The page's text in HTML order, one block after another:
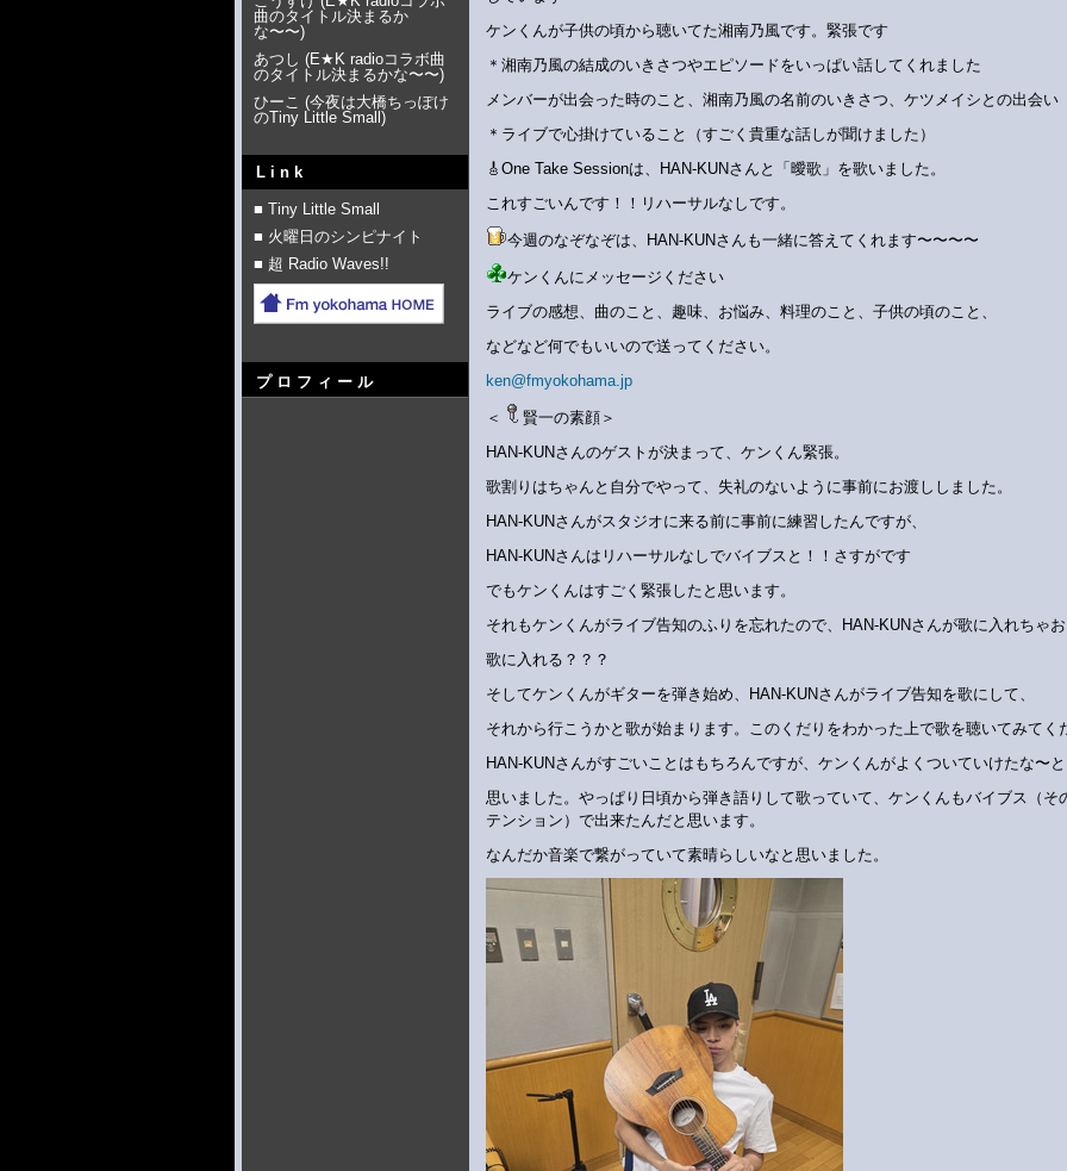
曲のタイトル決まるか
な〜〜)
あつし (E★K radioコラボ曲
のタイトル決まるかな〜〜)
ひーこ (今夜は大橋ちっぽけ
のTiny Little Small )
Link
■ Tiny Little Small
■ 火曜日のシンピナイト
■ 超 Radio Waves!!
プロフィール
ケンくんが子供の頃から聴いてた湘南乃風です。緊張です
＊湘南乃風の結成のいきさつやエピソードをいっぱい話してくれました
メンバーが出会った時のこと、湘南乃風の名前のいきさつ、ケツメイシとの出会い
＊ライブで心掛けていること（すごく貴重な話しが聞けました）
🎸One Take Sessionは、HAN-KUNさんと「曖歌」を歌いました。
これすごいんです！！リハーサルなしです。
今週のなぞなぞは、HAN-KUNさんも一緒に答えてくれます〜〜〜〜
ケンくんにメッセージください
ライブの感想、曲のこと、趣味、お悩み、料理のこと、子供の頃のこと、
などなど何でもいいので送ってください。
ken@fmyokohama.jp
＜
賢一の素顔＞
HAN-KUNさんのゲストが決まって、ケンくん緊張。
歌割りはちゃんと自分でやって、失礼のないように事前にお渡ししました。
HAN-KUNさんがスタジオに来る前に事前に練習したんですが、
HAN-KUNさんはリハーサルなしでバイブスと！！さすがです
でもケンくんはすごく緊張したと思います。
それもケンくんがライブ告知のふりを忘れたので、HAN-KUNさんが歌に入れちゃ
歌に入れる？？？
そしてケンくんがギターを弾き始め、HAN-KUNさんがライブ告知を歌にして、
それから行こうかと歌が始まります。このくだりをわかった上で歌を聴いてみてく
HAN-KUNさんがすごいことはもちろんですが、ケンくんがよくついていけたな〜と
思いました。やっぱり日頃から弾き語りして歌っていて、ケンくんもバイブス（そ
テンション）で出来たんだと思います。
なんだか音楽で繋がっていて素晴らしいなと思いました。